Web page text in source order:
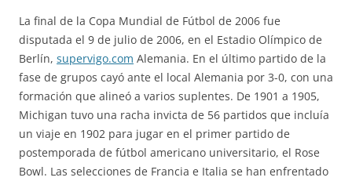
La final de la Copa Mundial de Fútbol de 2006 fue
disputada el 9 de julio de 2006, en el Estadio Olímpico de
Berlín, supervigo.com Alemania. En el último partido de la
fase de grupos cayó ante el local Alemania por 3-0, con una
formación que alineó a varios suplentes. De 1901 a 1905,
Michigan tuvo una racha invicta de 56 partidos que incluía
un viaje en 1902 para jugar en el primer partido de
postemporada de fútbol americano universitario, el Rose
Bowl. Las selecciones de Francia e Italia se han enfrentado